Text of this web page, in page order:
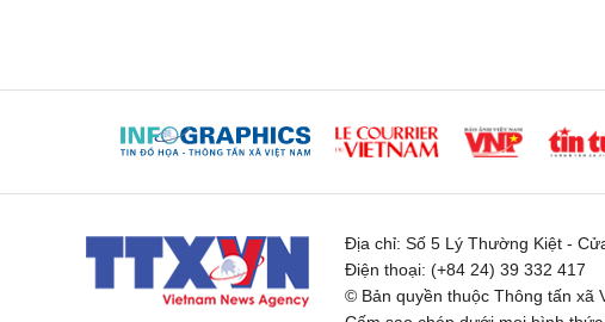
Địa chỉ: Số 5 Lý Thường Kiệt -
Điện thoại: (+84 24) 39 332 417
© Bản quyền thuộc Thông tấn xã